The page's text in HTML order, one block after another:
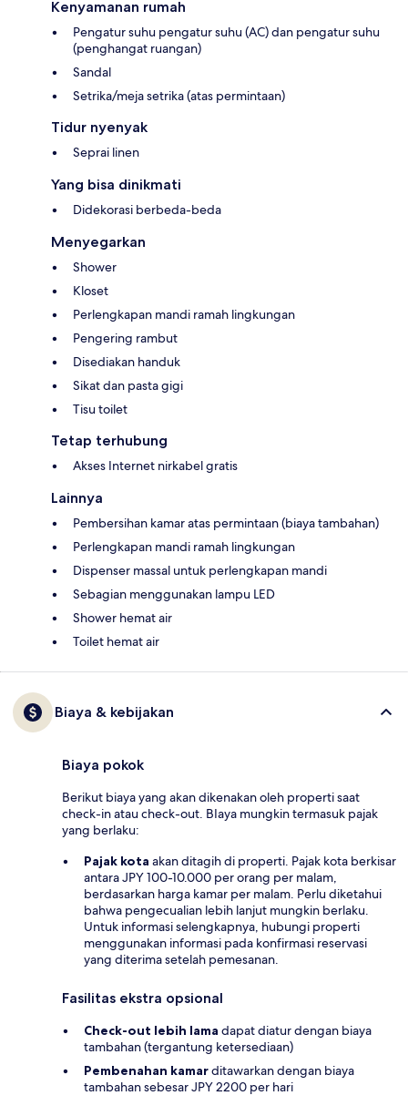
Kenyamanan rumah
Pengatur suhu pengatur suhu (AC) dan pengatur suhu
(penghangat ruangan)
Sandal
Setrika/meja setrika (atas permintaan)
Tidur nyenyak
Seprai linen
Yang bisa dinikmati
Didekorasi berbeda-beda
Menyegarkan
Shower
Kloset
Perlengkapan mandi ramah lingkungan
Pengering rambut
Disediakan handuk
Sikat dan pasta gigi
Tisu toilet
Tetap terhubung
Akses Internet nirkabel gratis
Lainnya
Pembersihan kamar atas permintaan (biaya tambahan)
Perlengkapan mandi ramah lingkungan
Dispenser massal untuk perlengkapan mandi
Sebagian menggunakan lampu LED
Shower hemat air
Toilet hemat air
Biaya & kebijakan
Biaya pokok
Berikut biaya yang akan dikenakan oleh properti saat
check-in atau check-out. BIaya mungkin termasuk pajak
yang berlaku:
Pajak kota akan ditagih di properti. Pajak kota berkisar
antara JPY 100-10.000 per orang per malam,
berdasarkan harga kamar per malam. Perlu diketahui
bahwa pengecualian lebih lanjut mungkin berlaku.
Untuk informasi selengkapnya, hubungi properti
menggunakan informasi pada konfirmasi reservasi
yang diterima setelah pemesanan.
Fasilitas ekstra opsional
Check-out lebih lama dapat diatur dengan biaya
tambahan (tergantung ketersediaan)
Pembenahan kamarditawarkan dengan biaya
tambahan sebesar JPY 2200 per hari